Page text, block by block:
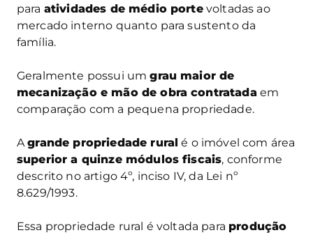
para atividades de médio portevoltadas ao
mercado interno quanto para sustento da
família.
Geralmente possui umgrau maior de
mecanização e mão de obra contratadaem
comparação com a pequena propriedade.
Agrande propriedade rural é o imóvel com área
superior a quinze módulos fiscais, conforme
descrito no artigo 4º, inciso IV, da Lei nº
8.629/1993.
Essa propriedade rural é voltada para produção